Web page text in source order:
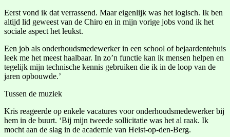
Eerst vond ik dat verrassend. Maar eigenlijk was het logisch. Ik ben
altijd lid geweest van de Chiro en in mijn vorige jobs vond ik het
sociale aspect het leukst.
Een job als onderhoudsmedewerker in een school of bejaardentehuis
leek me het meest haalbaar. In zo’n functie kan ik mensen helpen en
tegelijk mijn technische kennis gebruiken die ik in de loop van de
jaren opbouwde.’
Tussen de muziek
Kris reageerde op enkele vacatures voor onderhoudsmedewerker bij
hem in de buurt. ‘Bij mijn tweede sollicitatie was het al raak. Ik
mocht aan de slag in de academie van Heist-op-den-Berg.